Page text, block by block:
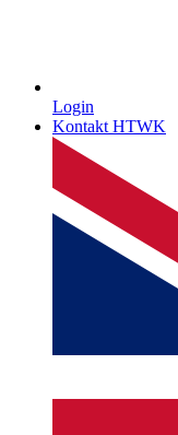
Login
Kontakt HTWK